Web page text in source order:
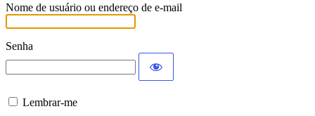
Nome de usuário ou endereço de e-mail
Senha
Lembrar-me